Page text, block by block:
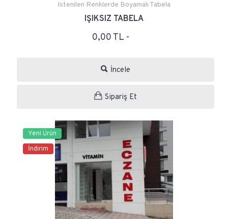
Istenilen Renklerde Boyamalı Tabela
IŞIKSIZ TABELA
0,00 TL -
İncele
Sipariş Et
Yeni Ürün
İndirim